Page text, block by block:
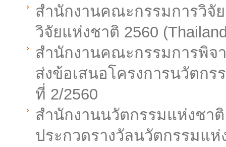
สำนักงานคณะกรรมการวิจั
วิจัยแห่งชาติ 2560
สำนักงานคณะกรรมการพิจ
ส่งข้อเสนอโครงการนวัตกร
ที่ 2/2560
สำนักงานนวัตกรรมแห่งชา
ประกวดรางวัลนวัตกรรมแ